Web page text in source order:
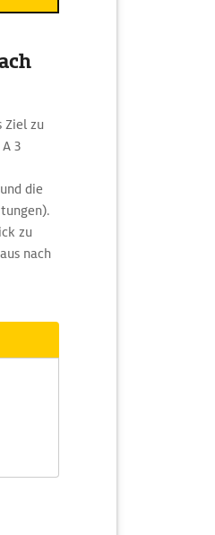
Ziel zu
3
die
zu
nach